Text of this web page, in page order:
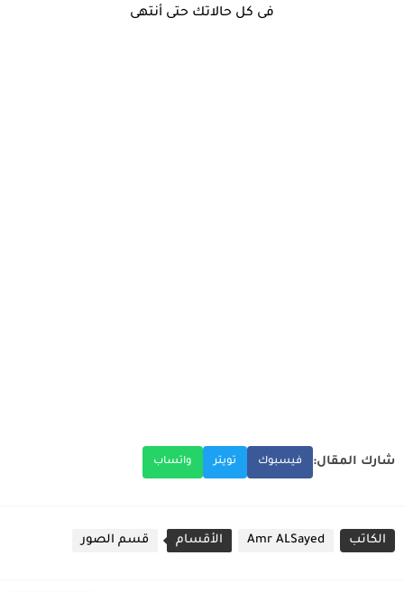
فى كل حالاتك حتى أنتهى
شارك المقال: فيسبوك تويتر واتساب
الكاتب Amr ALSayed الأقسام قسم الصور